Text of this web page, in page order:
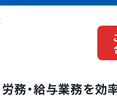
務・給与業務を効